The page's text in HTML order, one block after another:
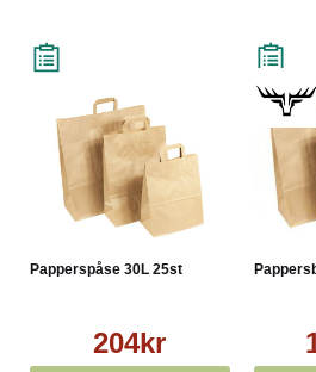
Papperspåse 30L 25st
204kr